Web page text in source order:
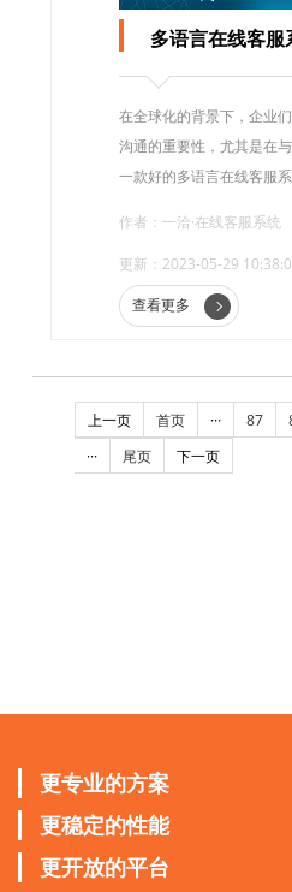
多语言在线客服系统(打通语
在全球化的背景下，企业
沟通的重要性，尤其是在与
一款好的多语言在线客服
水平更上一层楼。
作者：一洽·在线客服系统
更新：2023-05-29
查看更多
上一页 首页 ··· 87
···
尾页 下一页
更专业的方案
更稳定的性能
更开放的平台